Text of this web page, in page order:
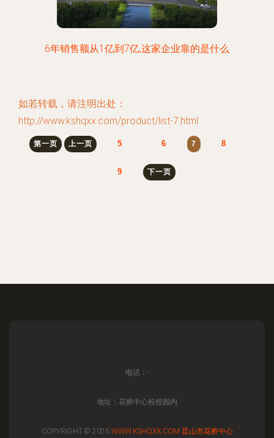
6年销售额从1亿到7亿,这家企业靠的是什么
如若转载，请注明出处：
http://www.kshqxx.com/product/list-7.html
第一页 上一页 5 6 7 8
9 下一页
电话：-
地址：花桥中心校校园内
COPYRIGHT © 2026 WWW.KSHQXX.COM 昆山市花桥中心